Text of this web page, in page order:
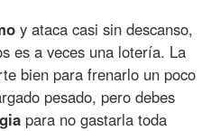
y ataca casi sin descanso,
es a veces una lotería. La
bien para frenarlo un poco
pesado, pero debes
para no gastarla toda